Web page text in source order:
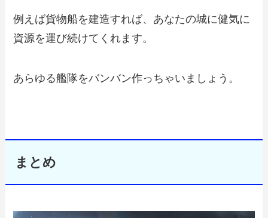
例えば貨物船を建造すれば、あなたの城に健気に
資源を運び続けてくれます。
あらゆる艦隊をバンバン作っちゃいましょう。
まとめ